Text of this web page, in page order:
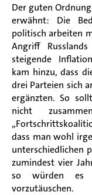
Der guten
erwähnt: Die
politisch arbeiten
Angriff
steigende
kam hinzu, dass
drei Parteien sich
ergänzten. So
nicht
„
dass man wohl
unterschiedlichen
zumindest vier
so würden es
vorzutäuschen.